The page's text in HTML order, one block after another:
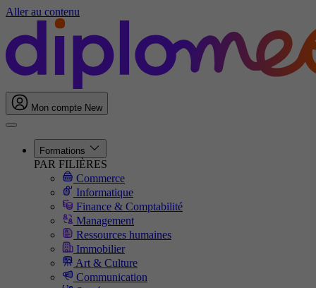
Aller au contenu
Mon compte New
Formations
PAR FILIÈRES
Commerce
Informatique
Finance & Comptabilité
Management
Ressources humaines
Immobilier
Art & Culture
Communication